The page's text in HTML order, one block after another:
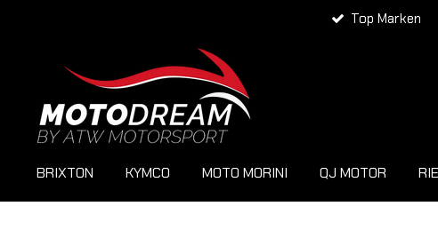
Top Marken
BRIXTON KYMCO MOTO MORINI QJ MOTOR